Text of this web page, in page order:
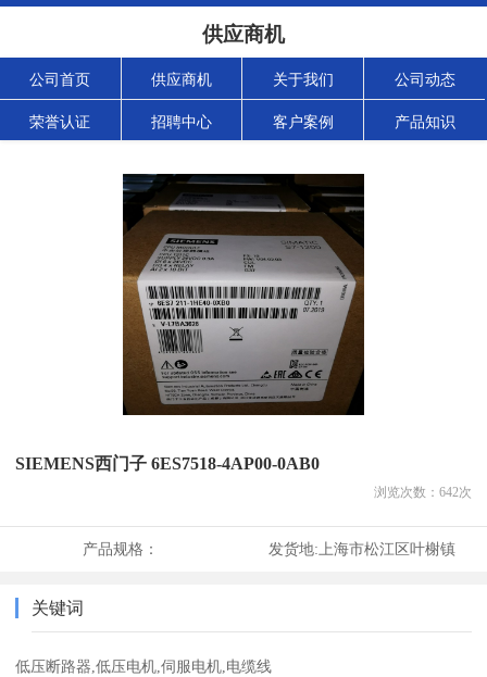
供应商机
公司首页 供应商机 关于我们 公司动态
荣誉认证 招聘中心 客户案例 产品知识
SIEMENS西门子 6ES7518-4AP00-0AB0
浏览次数： 642次
产品规格： 发货地: 上海市松江区叶榭镇
关键词
低压断路器,低压电机,伺服电机,电缆线